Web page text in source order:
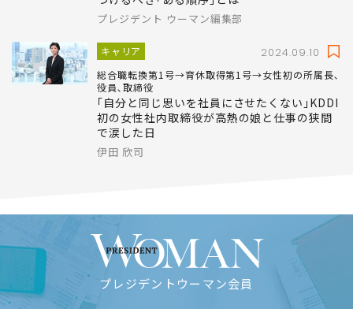
プレジデント ウーマン編集部
キャリア 2024.09.10
総合職転換第1号→育休取得第1号→女性初の所属長､
役員､取締役
｢自分と同じ思いを社員にさせたくない｣KDDI
初の女性社内取締役が高熱の娘と仕事の狭間
で涙した日
伊田 欣司
プレジデントウーマン会員